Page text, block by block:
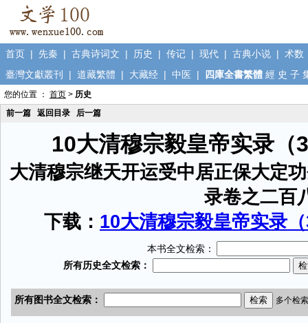
首页 | 先秦 | 古典诗词文 | 历史 | 传记 | 现代 | 古典小说 | 术数
臺灣文獻叢刊
| 道藏繁體 | 大藏经 | 中医 | 四庫全書繁體 經 史 子
您的位置 ： 首页 > 历史
前一篇
返回目录 后一篇
10大清穆宗毅皇帝实录（
大清穆宗继天开运受中居正保大定
录卷之二百
下载： 10大清穆宗毅皇帝实录
本书全文检索：